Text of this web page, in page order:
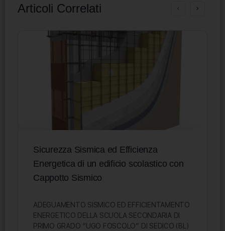
Articoli Correlati
Sicurezza Sismica ed Efficienza
Energetica di un edificio scolastico con
Cappotto Sismico
ADEGUAMENTO SISMICO ED EFFICIENTAMENTO
ENERGETICO DELLA SCUOLA SECONDARIA DI
PRIMO GRADO “UGO FOSCOLO” DI SEDICO (BL)